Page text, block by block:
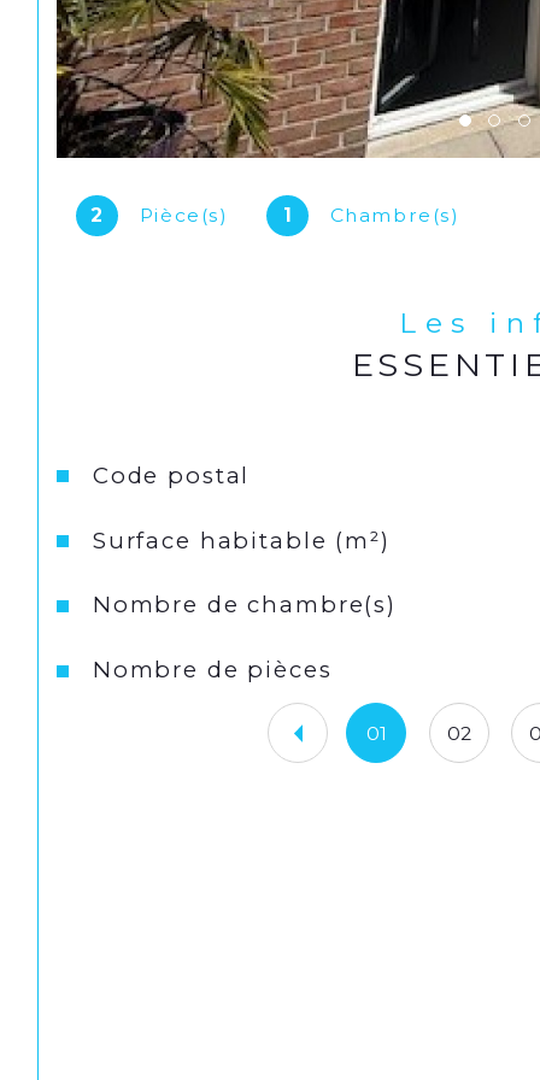
2 Pièce(s) 1 Chambre(s)
Les
Caractéristiques Valeurs
Code postal
Surface habitable (m²)
Nombre de chambre(s)
Nombre de pièces
01 02